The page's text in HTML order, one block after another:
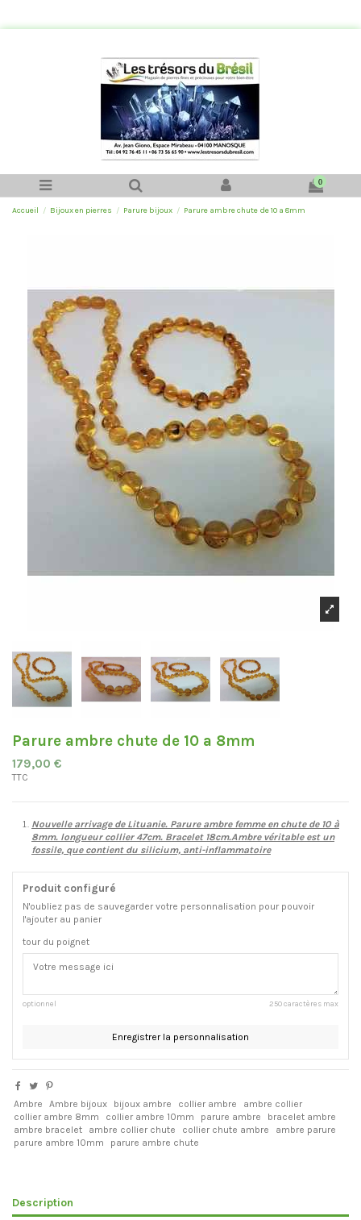
0
Accueil Bijoux en pierres Parure bijoux Parure ambre chute de 10 a 8mm
Parure ambre chute de 10 a 8mm
179,00 €
TTC
Nouvelle arrivage de Lituanie. Parure ambre femme en chute de 10 à
8mm. longueur collier 47cm. Bracelet 18cm.Ambre véritable est un
fossile, que contient du silicium, anti-inflammatoire
Produit configuré
N'oubliez pas de sauvegarder votre personnalisation pour pouvoir
l'ajouter au panier
tour du poignet
optionnel 250 caractères max
Enregistrer la personnalisation
Ambre Ambre bijoux bijoux ambre collier ambre
ambre collier
collier ambre 8mm
collier ambre 10mm parure ambre
bracelet ambre
ambre bracelet
ambre collier chute collier chute ambre
ambre parure
parure ambre 10mm
parure ambre chute
Description